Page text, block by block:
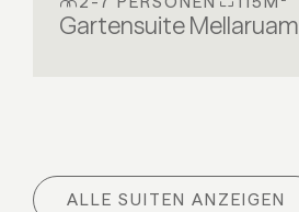
Gartensuite Mellaruam
ALLE SUITEN ANZEIGEN